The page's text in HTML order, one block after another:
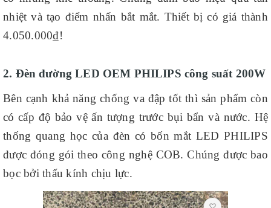
nhiệt và tạo điểm nhấn bắt mắt. Thiết bị có giá thành
4.050.000₫!
2. Đèn đường LED OEM PHILIPS công suất 200W
Bên cạnh khả năng chống va đập tốt thì sản phẩm còn
có cấp độ bảo vệ ấn tượng trước bụi bẩn và nước. Hệ
thống quang học của đèn có bốn mắt LED PHILIPS
được đóng gói theo công nghệ COB. Chúng được bao
bọc bởi thấu kính chịu lực.